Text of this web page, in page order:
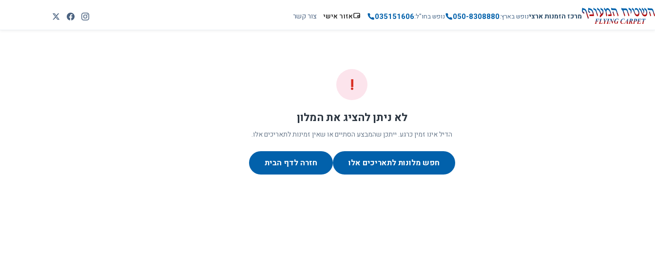
מרכז הזמנות ארצינופש בארץ050-8308880 נופש בחו"ל035151606 אזור אישי צור קשר
!
לא ניתן להציג את המלון
הדיל אינו זמין כרגע. ייתכן שהמבצע הסתיים או שאין זמינות לתאריכים אלו.
חפש מלונות לתאריכים אלו חזרה לדף הבית